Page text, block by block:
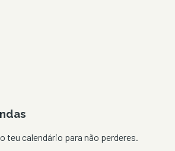
teu calendário para não perderes.